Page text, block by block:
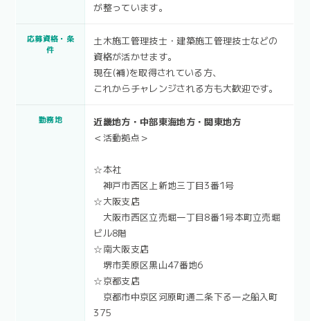
が整っています。
応募資格・条
件
土木施工管理技士・建築施工管理技士などの
資格が活かせます。
現在(補)を取得されている方、
これからチャレンジされる方も大歓迎です。
勤務地
近畿地方・中部東海地方・関東地方
＜活動拠点＞
☆本社
神戸市西区上新地三丁目3番1号
☆大阪支店
大阪市西区立売堀一丁目8番1号本町立売堀
ビル8階
☆南大阪支店
堺市美原区黒山47番地6
☆京都支店
京都市中京区河原町通二条下る一之船入町
375